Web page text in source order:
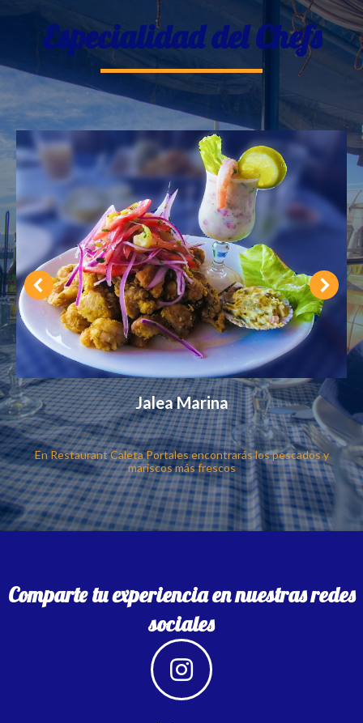
Especialidad del Chefs
Filete Mar y Tierra
En Restaurant Caleta Portales encontrarás los pescados y
mariscos más frescos
sociales
Instagram